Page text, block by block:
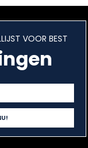
VOOR BEST